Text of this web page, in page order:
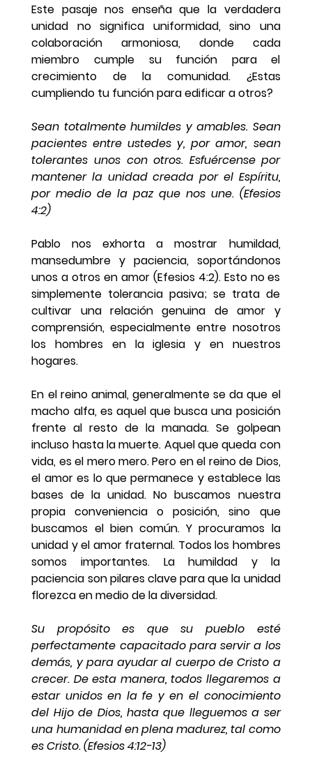
Este pasaje nos enseña que la verdadera
unidad no significa uniformidad, sino una
colaboración armoniosa, donde cada
miembro cumple su función para el
crecimiento de la comunidad. ¿Estas
cumpliendo tu función para edificar a otros?
Sean totalmente humildes y amables. Sean
pacientes entre ustedes y, por amor, sean
tolerantes unos con otros. Esfuércense por
mantener la unidad creada por el Espíritu,
por medio de la paz que nos une. (Efesios
4:2)
Pablo nos exhorta a mostrar humildad,
mansedumbre y paciencia, soportándonos
unos a otros en amor (Efesios 4:2). Esto no es
simplemente tolerancia pasiva; se trata de
cultivar una relación genuina de amor y
comprensión, especialmente entre nosotros
los hombres en la iglesia y en nuestros
hogares.
En el reino animal, generalmente se da que el
macho alfa, es aquel que busca una posición
frente al resto de la manada. Se golpean
incluso hasta la muerte. Aquel que queda con
vida, es el mero mero. Pero en el reino de Dios,
el amor es lo que permanece y establece las
bases de la unidad. No buscamos nuestra
propia conveniencia o posición, sino que
buscamos el bien común. Y procuramos la
unidad y el amor fraternal. Todos los hombres
somos importantes. La humildad y la
paciencia son pilares clave para que la unidad
florezca en medio de la diversidad.
Su propósito es que su pueblo esté
perfectamente capacitado para servir a los
demás, y para ayudar al cuerpo de Cristo a
crecer. De esta manera, todos llegaremos a
estar unidos en la fe y en el conocimiento
del Hijo de Dios, hasta que lleguemos a ser
una humanidad en plena madurez, tal como
es Cristo. (Efesios 4:12-13)